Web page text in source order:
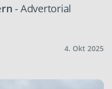
- Advertorial
4. Okt 2025